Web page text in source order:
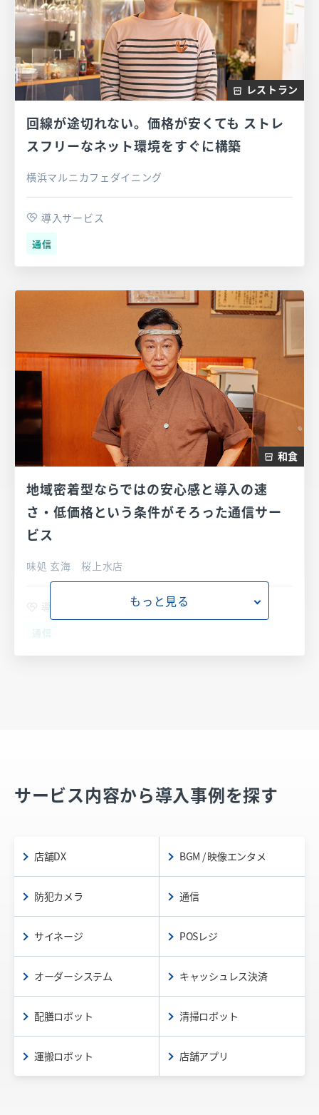
レストラン
回線が途切れない。価格が安くても ストレ
スフリーなネット環境をすぐに構築
横浜マルニカフェダイニング
導入サービス
通信
和食
地域密着型ならではの安心感と導入の速
さ・低価格という条件がそろった通信サー
ビス
味処 玄海 桜上水店
導入サービス
通信
もっと見る
サービス内容から導入事例を探す
店舗DX BGM / 映像エンタメ
防犯カメラ 通信
サイネージ POSレジ
オーダーシステム キャッシュレス決済
配膳ロボット 清掃ロボット
運搬ロボット 店舗アプリ